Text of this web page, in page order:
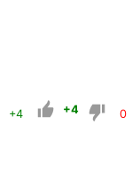
+4 +4 0